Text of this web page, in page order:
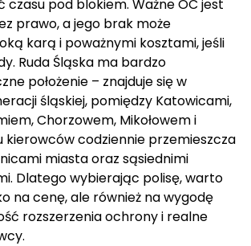
czasu pod blokiem. Ważne OC jest
prawo, a jego brak może
karą i poważnymi kosztami, jeśli
Ruda Śląska ma bardzo
położenie – znajduje się w
śląskiej, pomiędzy Katowicami,
Chorzowem, Mikołowem i
kierowców codziennie przemieszcza
miasta oraz sąsiednimi
Dlatego wybierając polisę, warto
na cenę, ale również na wygodę
rozszerzenia ochrony i realne